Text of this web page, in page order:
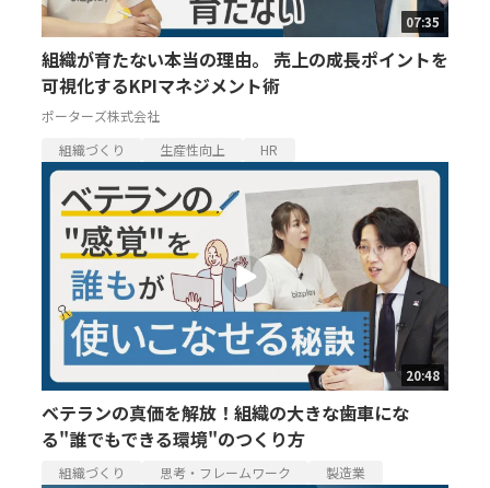
07:35
組織が育たない本当の理由。 売上の成長ポイントを
可視化するKPIマネジメント術
ポーターズ株式会社
組織づくり
生産性向上 HR
20:48
ベテランの真価を解放！組織の大きな歯車にな
る"誰でもできる環境"のつくり方
組織づくり 思考・フレームワーク 製造業